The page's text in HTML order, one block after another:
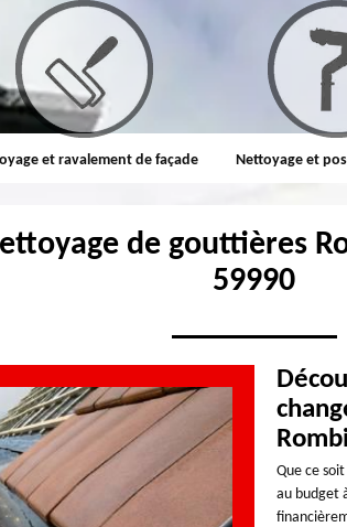
et ravalement de façade Nettoyage et
de gouttières
59990
Que ce
au budget